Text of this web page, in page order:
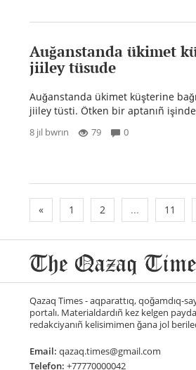
Auğanstanda ükimet
jiiley tüsude
Auğanstanda ükimet küşterine
jiiley tüsti. Ötken bir aptanıñ
8 jıl bwrın 79 0
« 1 2 ... 11
Qazaq Times - aqparattıq, qoğamdıq-
portalı. Materialdardıñ kez kelgen
redakciyanıñ kelisimimen ğana jol
Email: qazaq.times@gmail.com
Telefon: +77770000042